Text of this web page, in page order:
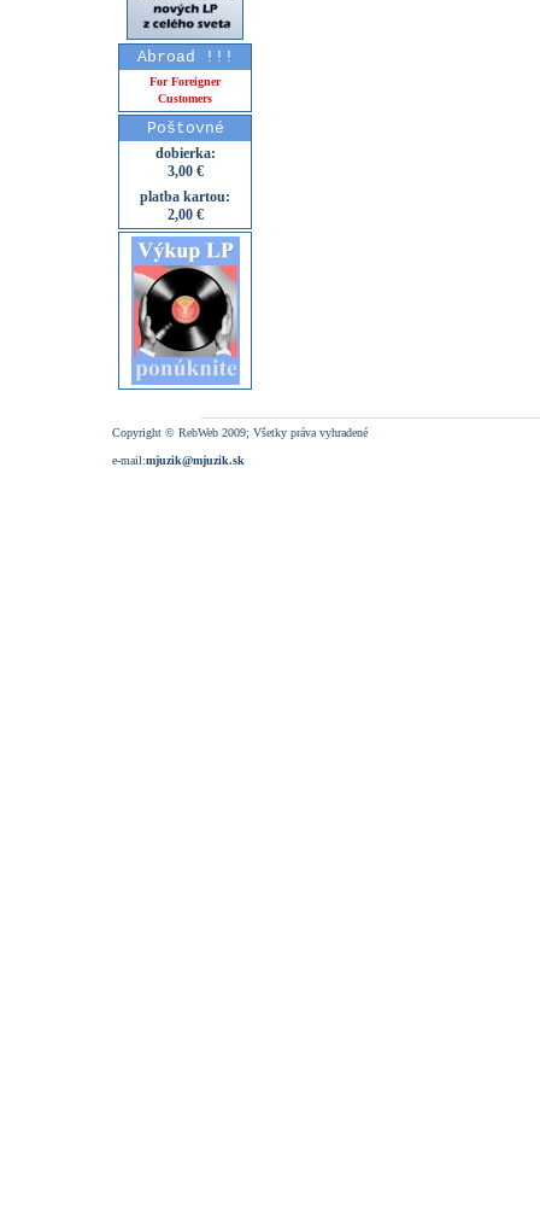
Abroad !!!
For Foreigner
Customers
Poštovné
dobierka:
3,00 €
platba kartou:
2,00 €
Copyright © RebWeb 2009; Všetky práva vyhradené
e-mail:mjuzik@mjuzik.sk